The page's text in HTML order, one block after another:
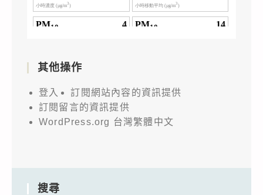
其他操作
登入
訂閱網站內容的資訊提供
訂閱留言的資訊提供
WordPress.org 台灣繁體中文
搜尋